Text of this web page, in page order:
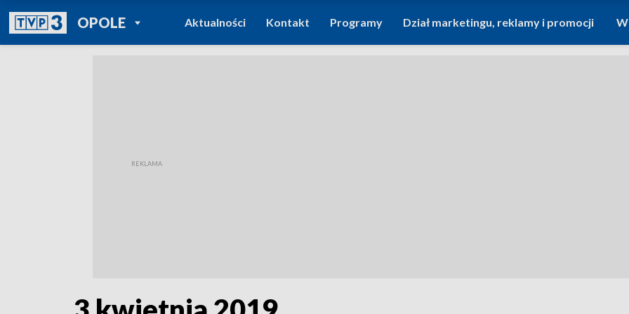
OPOLEPOWRÓT DO
TVP REGIONY
Aktualności Kontakt Programy Dział marketingu, reklamy i promocji